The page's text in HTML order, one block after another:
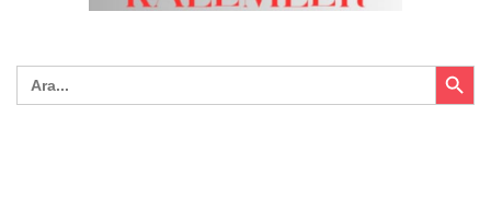
Search
for:
Search Button